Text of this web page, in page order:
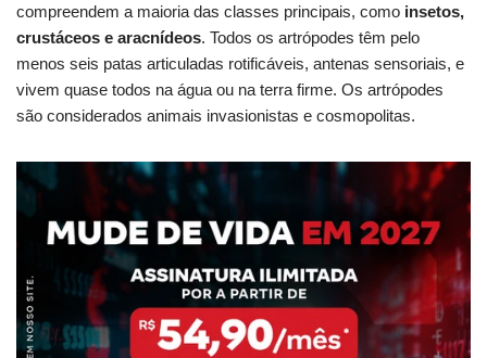
compreendem a maioria das classes principais, como insetos,
crustáceos e aracnídeos. Todos os artrópodes têm pelo
menos seis patas articuladas rotificáveis, antenas sensoriais, e
vivem quase todos na água ou na terra firme. Os artrópodes
são considerados animais invasionistas e cosmopolitas.